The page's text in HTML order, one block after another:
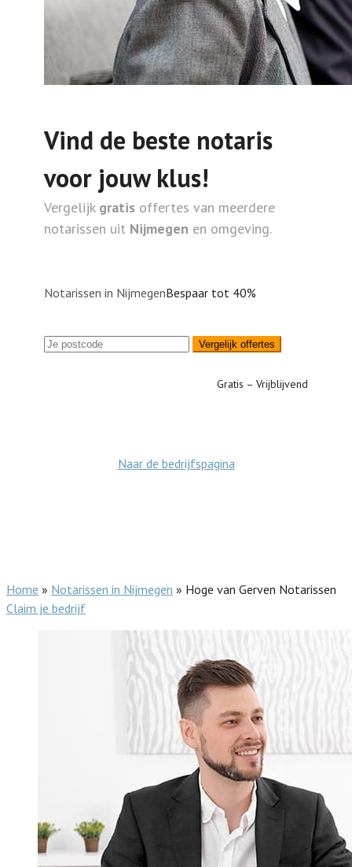
Vind de beste notaris
voor jouw klus!
Vergelijk gratis offertes van meerdere
notarissen uit Nijmegen en omgeving.
Notarissen in NijmegenBespaar tot 40%
Vergelijk offertes
Gratis – Vrijblijvend
Naar de bedrijfspagina
Home » Notarissen in Nijmegen » Hoge van Gerven Notarissen
Claim je bedrijf